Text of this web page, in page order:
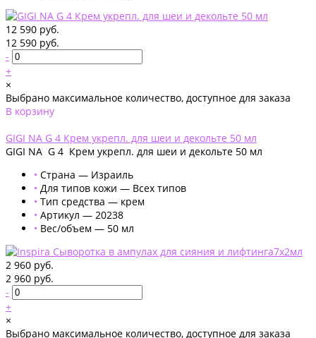
12 590 руб.
12 590 руб.
-
+
×
Выбрано максимальное количество, доступное для заказа
В корзину
GIGI NA G 4 Крем укрепл. для шеи и декольте 50 мл
GIGI NA G 4 Крем укрепл. для шеи и декольте 50 мл
• Страна — Израиль
• Для типов кожи — Всех типов
• Тип средства — крем
• Артикул — 20238
• Вес/объем — 50 мл
2 960 руб.
2 960 руб.
-
+
×
Выбрано максимальное количество, доступное для заказа